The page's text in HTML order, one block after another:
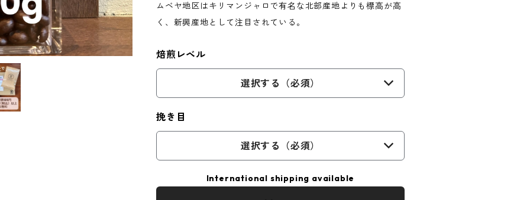
ムベヤ地区はキリマンジャロで有名な北部産地よりも標高が高
く、新興産地として注目されている。
焙煎レベル
選択する（必須）
挽き目
選択する（必須）
International shipping available